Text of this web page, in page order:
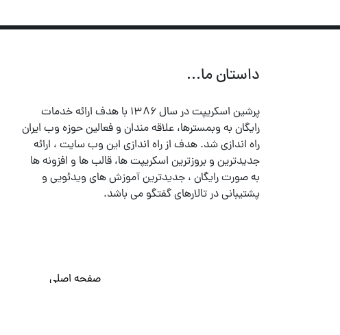
داستان ما...
پرشین اسکریپت در سال ۱۳۸۶ با هدف ارائه خدمات
رایگان به وبمسترها، علاقه مندان و فعالین حوزه وب ایران
راه اندازی شد. هدف از راه اندازی این وب سایت ، ارائه
جدیدترین و بروزترین اسکریپت ها، قالب ها و افزونه ها
به صورت رایگان ، جدیدترین آموزش های ویدئویی و
پشتیبانی در تالارهای گفتگو می باشد.
صفحه اصلی